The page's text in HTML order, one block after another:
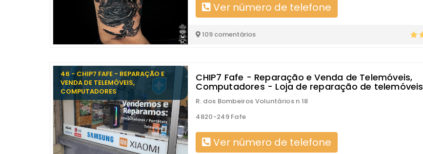
Ver número de telefone
109 comentários
46 - CHIP7 FAFE - REPARAÇÃO E
VENDA DE TELEMÓVEIS,
COMPUTADORES
CHIP7 Fafe - Reparação e Venda de Telemóveis,
Computadores - Loja de reparação de telemóveis
R. dos Bombeiros Voluntários n 18
4820-249 Fafe
Ver número de telefone